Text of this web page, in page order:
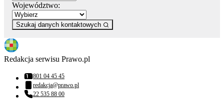
Województwo:
Szukaj danych kontaktowych
Redakcja serwisu Prawo.pl
Numer telefonu:
801 04 45 45
Adres email:
redakcja@prawo.pl
Numer telefonu:
22 535 88 00